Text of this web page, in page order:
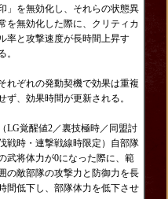
」を無効化し、それらの状態異
を無効化した際に、クリティカ
率と攻撃速度が長時間上昇す
。
れぞれの発動契機で効果は重複
ず、効果時間が更新される。
（LG覚醒値2／裏技極時／同盟討
戦時・連撃戦線時限定）自部隊
武将体力が0になった際に、範
囲の敵部隊の攻撃力と防御力を長
間低下し、部隊体力を低下させ